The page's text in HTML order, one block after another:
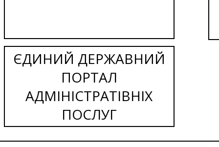
ЄДИНИЙ ДЕРЖАВНИЙ
ПОРТАЛ
АДМІНІСТРАТІВНІХ
ПОСЛУГ